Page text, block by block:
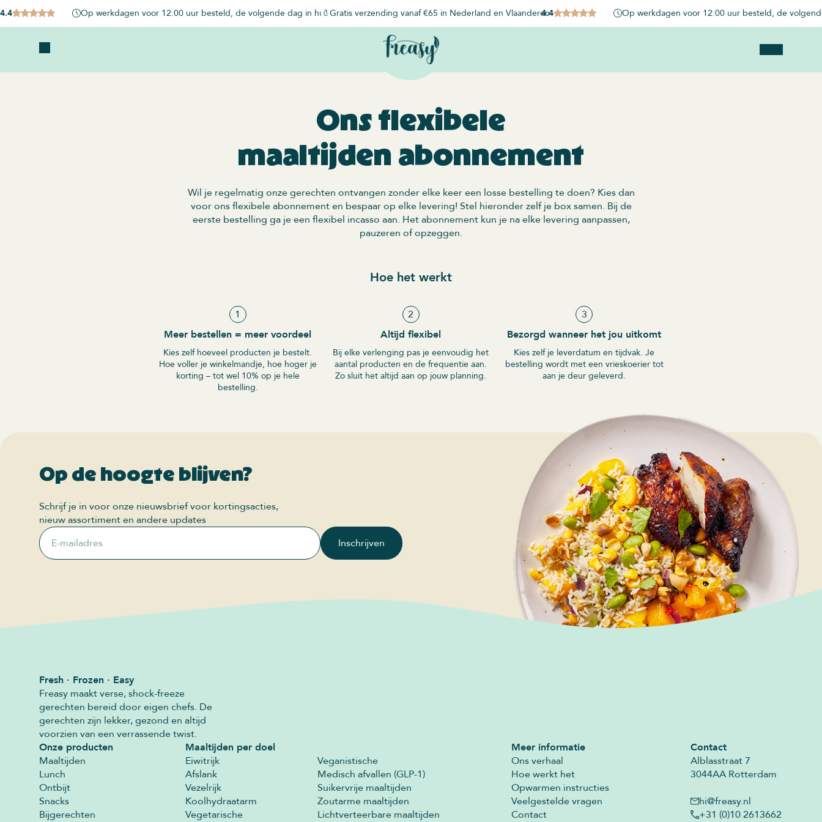
4.4 Op werkdagen voor 12:00 uur besteld, de volgende dag in huis Gratis verzending vanaf €65 in Nederland en Vlaanderen
4.4 Op werkdagen voor 12:00 uur besteld, de
Ons flexibele
maaltijden abonnement
Wil je regelmatig onze gerechten ontvangen zonder elke keer een losse bestelling te doen? Kies dan
voor ons flexibele abonnement en bespaar op elke levering! Stel hieronder zelf je box samen. Bij de
eerste bestelling ga je een flexibel incasso aan. Het abonnement kun je na elke levering aanpassen,
pauzeren of opzeggen.
Hoe het werkt
1
Meer bestellen = meer voordeel
Kies zelf hoeveel producten je bestelt.
Hoe voller je winkelmandje, hoe hoger je
korting – tot wel 10% op je hele
bestelling.
2
Altijd flexibel
Bij elke verlenging pas je eenvoudig het
aantal producten en de frequentie aan.
Zo sluit het altijd aan op jouw planning.
3
Bezorgd wanneer het jou uitkomt
Kies zelf je leverdatum en tijdvak. Je
bestelling wordt met een vrieskoerier tot
aan je deur geleverd.
Op de hoogte blijven?
Schrijf je in voor onze nieuwsbrief voor kortingsacties,
nieuw assortiment en andere updates
E-mailadres
Inschrijven
Fresh · Frozen · Easy
Freasy maakt verse, shock-freeze
gerechten bereid door eigen chefs. De
gerechten zijn lekker, gezond en altijd
voorzien van een verrassende twist.
Onze producten
Maaltijden
Lunch
Ontbijt
Snacks
Bijgerechten
Maaltijden per doel
Eiwitrijk
Afslank
Vezelrijk
Koolhydraatarm
Vegetarische
Veganistische
Medisch afvallen (GLP-1)
Suikervrije maaltijden
Zoutarme maaltijden
Lichtverteerbare maaltijden
Meer informatie
Ons verhaal
Hoe werkt het
Opwarmen instructies
Veelgestelde vragen
Contact
Contact
Alblasstraat 7
3044AA Rotterdam
hi@freasy.nl
+31 (0)10 2613662